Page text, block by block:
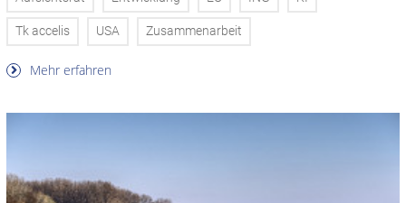
Tk accelis USA Zusammenarbeit
Mehr erfahren